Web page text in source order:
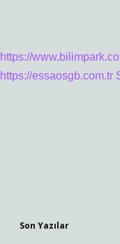
https://
https://essaosgb.com.tr
Son Yazılar